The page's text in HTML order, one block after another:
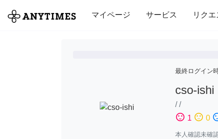
マイページ サービス リクエ
全て 修理・組立 家事 引っ越し
最終ログイン
cso-ishi
//
sentiment_satisfied 1 sentiment_neutral 0
本人確認未確